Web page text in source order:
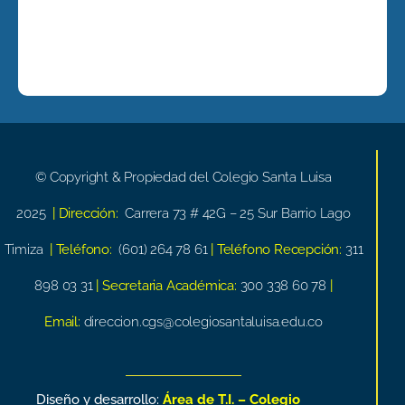
© Copyright & Propiedad del Colegio Santa Luisa
2025 | Dirección: Carrera 73 # 42G – 25 Sur Barrio Lago
Timiza | Teléfono: (601) 264 78 61 | Teléfono Recepción: 311
898 03 31 | Secretaria Académica: 300 338 60 78
Email: direccion.cgs@colegiosantaluisa.edu.co
Diseño y desarrollo: Área de T.I. – Colegio